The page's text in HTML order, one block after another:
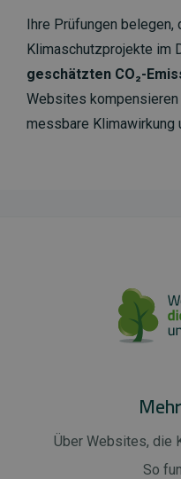
Ihre Prüfungen
Klimaschutzprojekte im
geschätzten CO₂-
Websites
messbare Klimawirkung
Über Websites, die
So